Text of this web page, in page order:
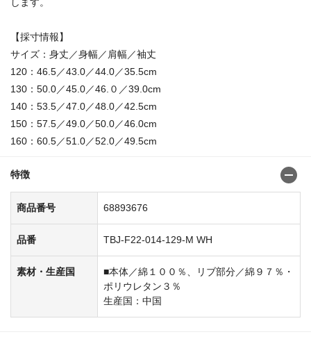
【採寸情報】
サイズ：身丈／身幅／肩幅／袖丈
120：46.5／43.0／44.0／35.5cm
130：50.0／45.0／46.０／39.0cm
140：53.5／47.0／48.0／42.5cm
150：57.5／49.0／50.0／46.0cm
160：60.5／51.0／52.0／49.5cm
特徴
商品番号 68893676
品番 TBJ-F22-014-129-M WH
素材・生産国
■本体／綿１００％、リブ部分／綿９７％・
ポリウレタン３％
生産国：中国